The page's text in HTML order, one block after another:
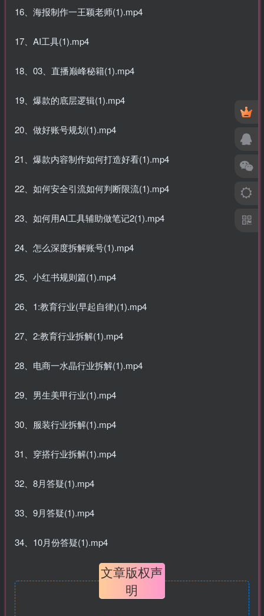
16、海报制作一王颖老师(1).mp4
17、AI工具(1).mp4
18、03、直播巅峰秘籍(1).mp4
19、爆款的底层逻辑(1).mp4
20、做好账号规划(1).mp4
21、爆款内容制作如何打造好看(1).mp4
22、如何安全引流如何判断限流(1).mp4
23、如何用AI工具辅助做笔记2(1).mp4
24、怎么深度拆解账号(1).mp4
25、小红书规则篇(1).mp4
26、1:教育行业(早起自律)(1).mp4
27、2:教育行业拆解(1).mp4
28、电商一水晶行业拆解(1).mp4
29、男生美甲行业(1).mp4
30、服装行业拆解(1).mp4
31、穿搭行业拆解(1).mp4
32、8月答疑(1).mp4
33、9月答疑(1).mp4
34、10月份答疑(1).mp4
文章版权声
明